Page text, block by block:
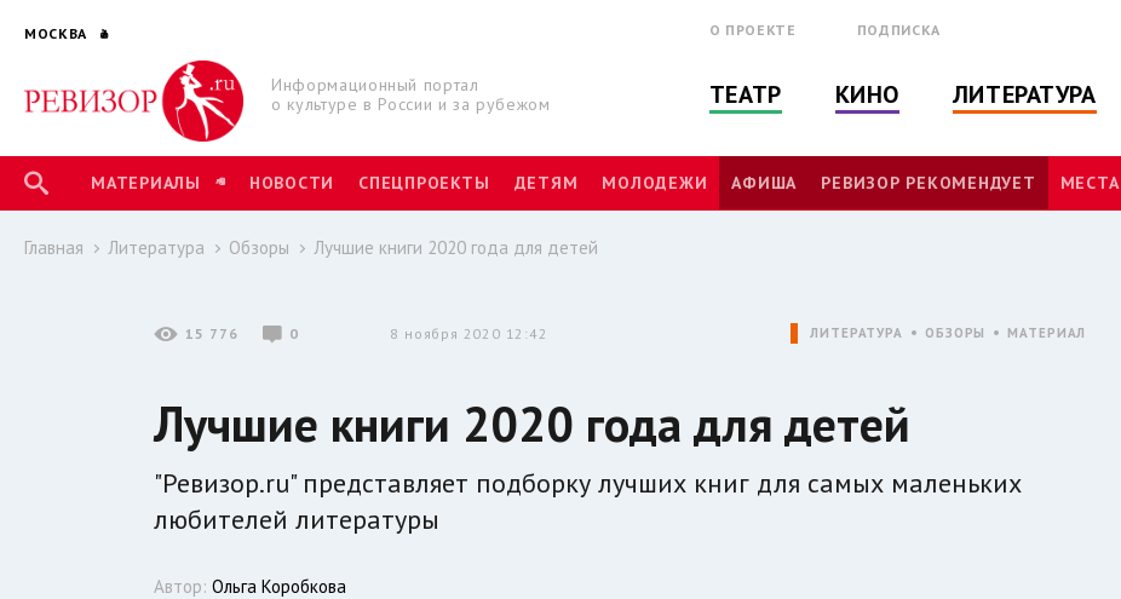
МОСКВА
Информационный портал
о культуре в России и за рубежом
О ПРОЕКТЕ ПОДПИСКА
ТЕАТР КИНО ЛИТЕРАТУРА
МАТЕРИАЛЫ НОВОСТИ СПЕЦПРОЕКТЫ ДЕТЯМ МОЛОДЕЖИ АФИША РЕВИЗОР РЕКОМЕНДУЕТ МЕСТА
Главная Литература Обзоры Лучшие книги 2020 года для детей
15 776 0 8 ноября 2020 12:42 ЛИТЕРАТУРА ОБЗОРЫ МАТЕРИАЛ
Лучшие книги 2020 года для детей
"Ревизор.ru" представляет подборку лучших книг для самых маленьких
любителей литературы
Автор:Ольга Коробкова